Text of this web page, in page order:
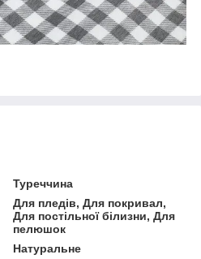
Туреччина
Для пледів, Для покривал,
Для постільної білизни, Для
пелюшок
Натуральне